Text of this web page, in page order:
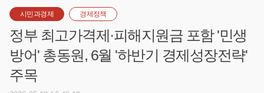
시민과경제 경제정책
정부 최고가격제·피해지원금 포함 '민생
방어' 총동원, 6월 '하반기 경제성장전략'
주목